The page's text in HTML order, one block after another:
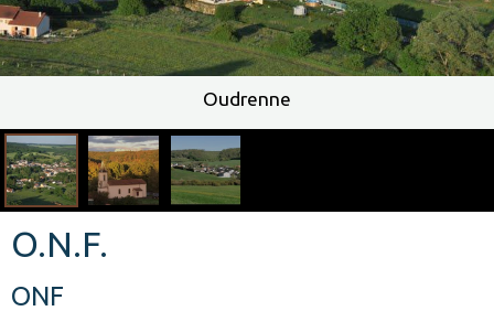
Oudrenne
O.N.F.
ONF